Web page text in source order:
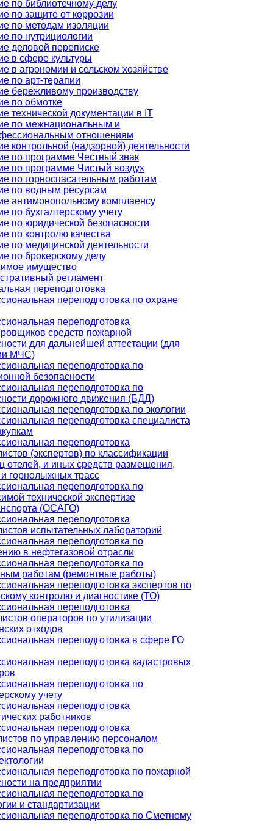
по библиотечному делу
по защите от коррозии
по методам изоляции
по нутрициологии
деловой переписке
в сфере культуры
в агрономии и сельском хозяйстве
по арт-терапии
бережливому производству
по обмотке
технической документации в IT
по межнациональным и
отношениям
контрольной (надзорной) деятельности
по программе Честный знак
по программе Чистый воздух
по горноспасательным работам
по водным ресурсам
антимонопольному комплаенсу
по бухгалтерскому учету
по юридической безопасности
по контролю качества
по медицинской деятельности
по брокерскому делу
имущество
регламент
переподготовка
переподготовка по охране
переподготовка
средств пожарной
для дальнейшей аттестации (для
МЧС)
переподготовка по
безопасности
переподготовка по
дорожного движения (БДД)
переподготовка по экологии
переподготовка специалиста
переподготовка
(экспертов) по классификации
отелей, и иных средств размещения,
горнолыжных трасс
переподготовка по
технической экспертизе
(ОСАГО)
переподготовка
испытательных лабораторий
переподготовка по
в нефтегазовой отрасли
переподготовка по
работам (ремонтные работы)
переподготовка экспертов по
контролю и диагностике (ТО)
переподготовка
операторов по утилизации
отходов
переподготовка в сфере ГО
переподготовка кадастровых
переподготовка по
учету
переподготовка
работников
переподготовка
по управлению персоналом
переподготовка по
переподготовка по пожарной
на предприятии
переподготовка по
и стандартизации
переподготовка по Сметному